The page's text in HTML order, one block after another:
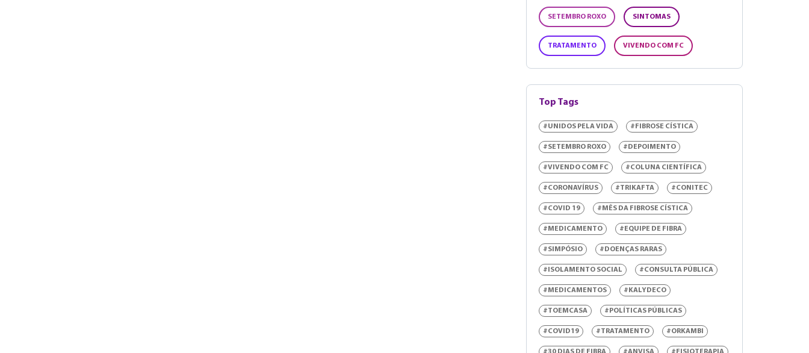
SETEMBRO ROXO SINTOMAS
TRATAMENTO VIVENDO COM FC
Top Tags
#UNIDOS PELA VIDA #FIBROSE CÍSTICA
#SETEMBRO ROXO #DEPOIMENTO
#VIVENDO COM FC #COLUNA CIENTÍFICA
#CORONAVÍRUS #TRIKAFTA #CONITEC
#COVID 19 #MÊS DA FIBROSE CÍSTICA
#MEDICAMENTO #EQUIPE DE FIBRA
#SIMPÓSIO #DOENÇAS RARAS
#ISOLAMENTO SOCIAL #CONSULTA PÚBLICA
#MEDICAMENTOS #KALYDECO
#TOEMCASA #POLÍTICAS PÚBLICAS
#COVID19 #TRATAMENTO #ORKAMBI
#30 DIAS DE FIBRA #ANVISA #FISIOTERAPIA